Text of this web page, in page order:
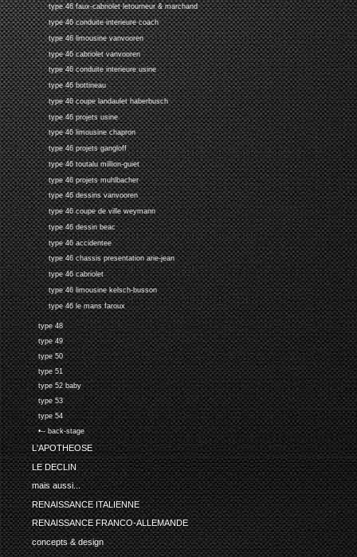
type 46 faux-cabriolet letourneur & marchand
type 46 conduite interieure coach
type 46 limousine vanvooren
type 46 cabriolet vanvooren
type 46 conduite interieure usine
type 46 bottineau
type 46 coupe landaulet haberbusch
type 46 projets usine
type 46 limousine chapron
type 46 projets gangloff
type 46 toutalu million-guiet
type 46 projets muhlbacher
type 46 dessins vanvooren
type 46 coupe de ville weymann
type 46 dessin beac
type 46 accidentee
type 46 chassis presentation arie-jean
type 46 cabriolet
type 46 limousine kelsch-busson
type 46 le mans faroux
type 48
type 49
type 50
type 51
type 52 baby
type 53
type 54
•-- back-stage
L'APOTHEOSE
LE DECLIN
mais aussi...
RENAISSANCE ITALIENNE
RENAISSANCE FRANCO-ALLEMANDE
concepts & design